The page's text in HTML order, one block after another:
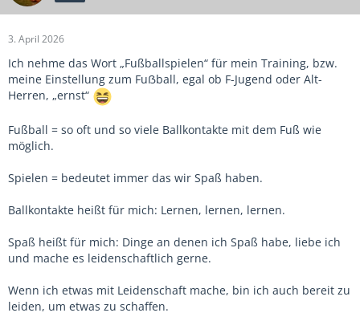
3. April 2026
Ich nehme das Wort „Fußballspielen“ für mein Training, bzw.
meine Einstellung zum Fuẞball, egal ob F-Jugend oder Alt-
Herren, „ernst“
Fußball = so oft und so viele Ballkontakte mit dem Fuß wie
möglich.
Spielen = bedeutet immer das wir Spaß haben.
Ballkontakte heißt für mich: Lernen, lernen, lernen.
Spaß heißt für mich: Dinge an denen ich Spaß habe, liebe ich
und mache es leidenschaftlich gerne.
Wenn ich etwas mit Leidenschaft mache, bin ich auch bereit zu
leiden, um etwas zu schaffen.